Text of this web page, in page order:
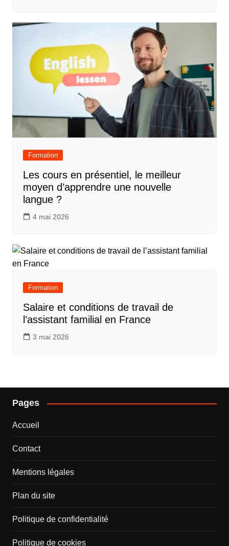
Formation
Les cours en présentiel, le meilleur
moyen d’apprendre une nouvelle
langue ?
4 mai 2026
Formation
Salaire et conditions de travail de
l’assistant familial en France
3 mai 2026
Pages
Accueil
Contact
Mentions légales
Plan du site
Politique de confidentialité
Politique de cookies